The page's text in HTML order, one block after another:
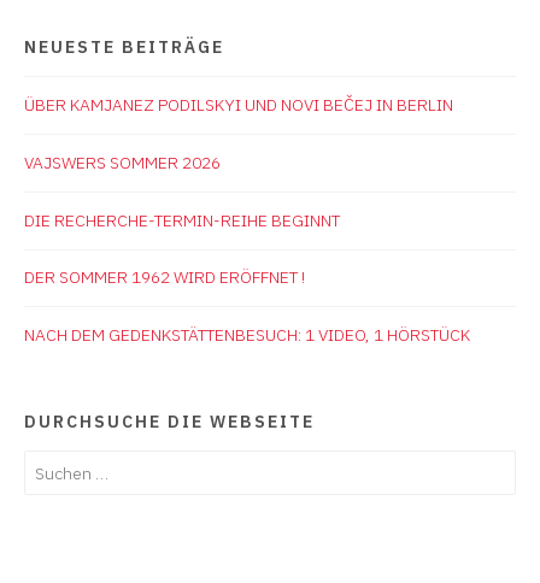
NEUESTE BEITRÄGE
ÜBER KAMJANEZ PODILSKYI UND NOVI BEČEJ IN BERLIN
VAJSWERS SOMMER 2026
DIE RECHERCHE-TERMIN-REIHE BEGINNT
DER SOMMER 1962 WIRD ERÖFFNET !
NACH DEM GEDENKSTÄTTENBESUCH: 1 VIDEO, 1 HÖRSTÜCK
DURCHSUCHE DIE WEBSEITE
Suchen